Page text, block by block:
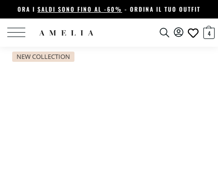
ORA I SALDI SONO FINO AL -60% - ORDINA IL TUO OUTFIT
4
NEW COLLECTION